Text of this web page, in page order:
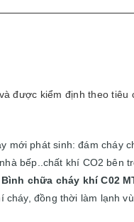
được kiểm định theo tiêu
mới phát sinh: đám cháy
bếp..chất khí CO2 bên
Bình chữa cháy khí C02
đồng thời làm lạnh